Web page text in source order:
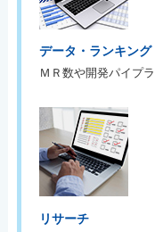
データ・ランキング
ＭＲ数や開発パイプ
リサーチ